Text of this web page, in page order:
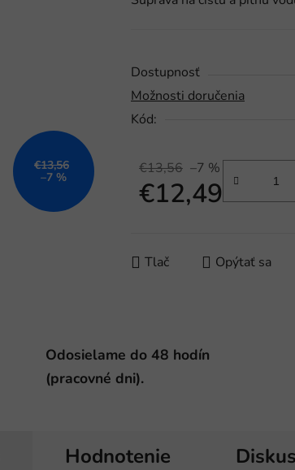
5
hviezdičiek.
Dostupnosť
Možnosti doručenia
Kód:
€13,56 –7 %
€12,49
Tlač Opýtať sa
€13,56
–7 %
Odosielame do 48 hodín
(pracovné dni).
Hodnotenie